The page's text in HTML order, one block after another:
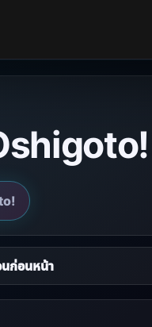
ก่อนหน้า